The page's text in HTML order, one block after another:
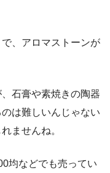
、アロマストーンが
石膏や素焼きの陶器
は難しいんじゃない
ませんね。
均などでも売ってい